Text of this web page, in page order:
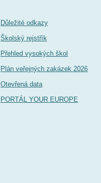
Důležité odkazy
Školský rejstřík
Přehled vysokých škol
Plán veřejných zakázek 2026
Otevřená data
PORTÁL YOUR EUROPE